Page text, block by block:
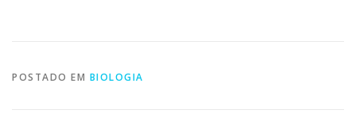
POSTADO EM BIOLOGIA